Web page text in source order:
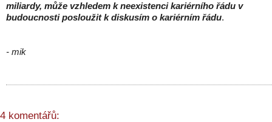
miliardy, může vzhledem k neexistenci kariérního řádu v
budoucnosti posloužit k diskusím o kariérním řádu.
- mik
4 komentářů: